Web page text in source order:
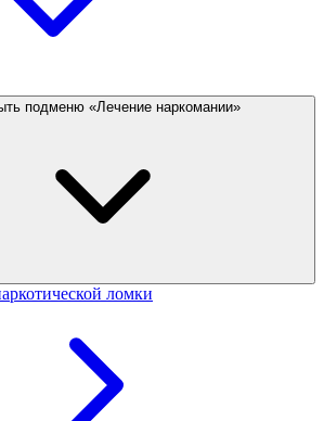
подменю «Лечение наркомании»
ломки